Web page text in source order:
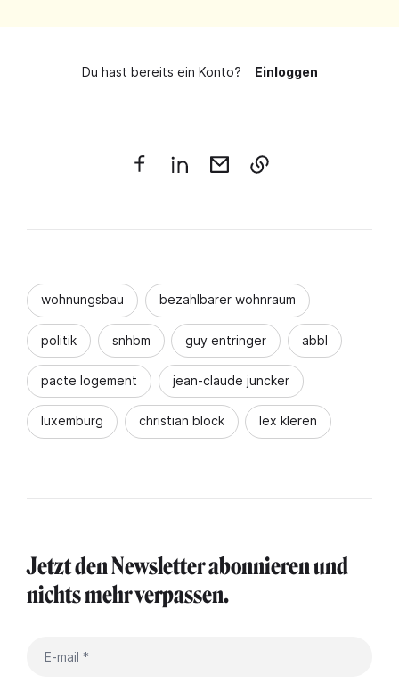
Du hast bereits ein Konto? Einloggen
wohnungsbau bezahlbarer wohnraum
politik snhbm guy entringer abbl
pacte logement jean-claude juncker
luxemburg christian block lex kleren
Jetzt den Newsletter abonnieren und
nichts mehr verpassen.